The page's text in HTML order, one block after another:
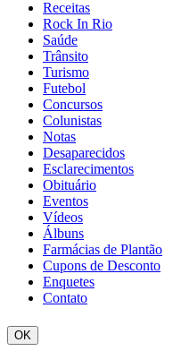
Receitas
Rock In Rio
Saúde
Trânsito
Turismo
Futebol
Concursos
Colunistas
Notas
Desaparecidos
Esclarecimentos
Obituário
Eventos
Vídeos
Álbuns
Farmácias de Plantão
Cupons de Desconto
Enquetes
Contato
OK